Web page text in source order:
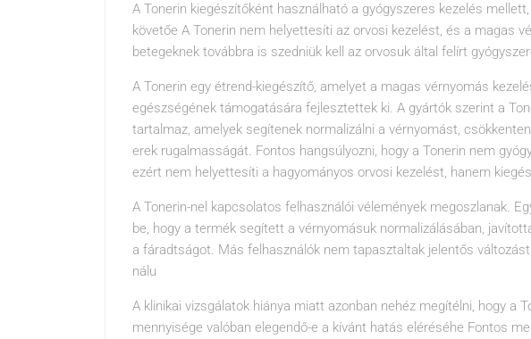
A Tonerin kiegészítőként használható a gyógyszeres kezelés
követőe A Tonerin nem helyettesíti az orvosi kezelést, és a magas
betegeknek továbbra is szedniük kell az orvosuk által felírt
A Tonerin egy étrend-kiegészítő, amelyet a magas vérnyomás
egészségének támogatására fejlesztettek ki. A gyártók szerint a
tartalmaz, amelyek segítenek normalizálni a vérnyomást,
erek rugalmasságát. Fontos hangsúlyozni, hogy a Tonerin nem
ezért nem helyettesíti a hagyományos orvosi kezelést, hanem
A Tonerin-nel kapcsolatos felhasználói vélemények megoszlanak.
be, hogy a termék segített a vérnyomásuk normalizálásában,
a fáradtságot. Más felhasználók nem tapasztaltak jelentős
nálu
A klinikai vizsgálatok hiánya miatt azonban nehéz megítélni, hogy a
mennyisége valóban elegendő-e a kívánt hatás eléréséhe Fontos